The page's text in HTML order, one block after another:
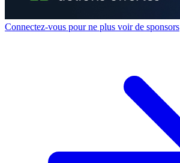
Connectez-vous pour ne plus voir de sponsors